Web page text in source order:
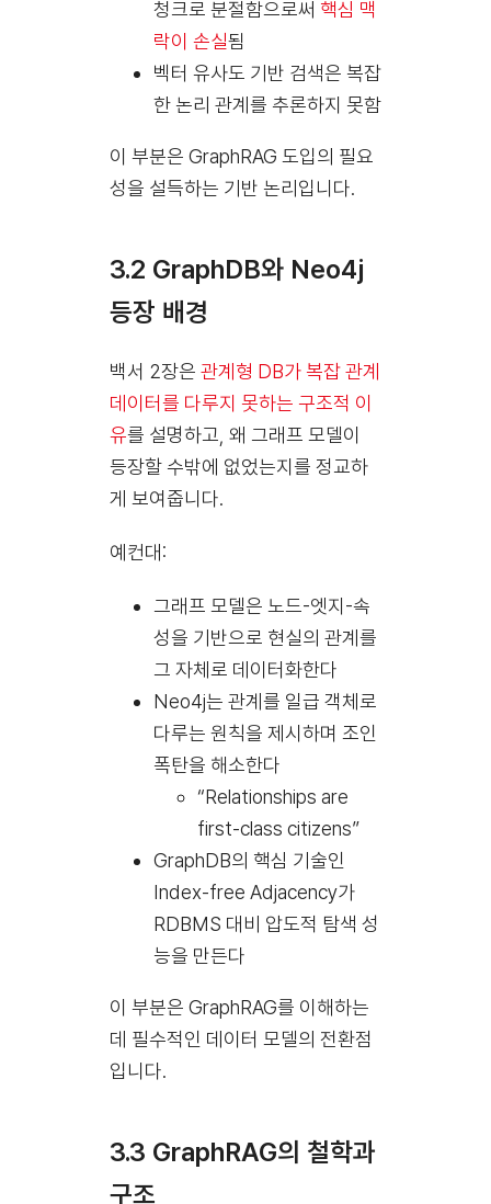
청크로 분절함으로써 핵심 맥
락이 손실됨
벡터 유사도 기반 검색은 복잡
한 논리 관계를 추론하지 못함
이 부분은 GraphRAG 도입의 필요
성을 설득하는 기반 논리입니다.
3.2 GraphDB와 Neo4j
등장 배경
백서 2장은 관계형 DB가 복잡 관계
데이터를 다루지 못하는 구조적 이
유를 설명하고, 왜 그래프 모델이
등장할 수밖에 없었는지를 정교하
게 보여줍니다.
예컨대:
그래프 모델은 노드-엣지-속
성을 기반으로 현실의 관계를
그 자체로 데이터화한다
Neo4j는 관계를 일급 객체로
다루는 원칙을 제시하며 조인
폭탄을 해소한다
“Relationships are
first-class citizens”
GraphDB의 핵심 기술인
Index-free Adjacency가
RDBMS 대비 압도적 탐색 성
능을 만든다
이 부분은 GraphRAG를 이해하는
데 필수적인 데이터 모델의 전환점
입니다.
3.3 GraphRAG의 철학과
구조